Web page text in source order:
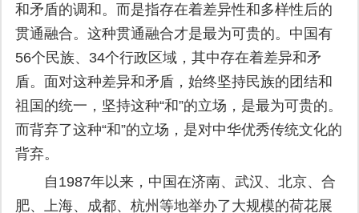
和矛盾的调和。而是指存在着差异性和多样性后的
贯通融合。这种贯通融合才是最为可贵的。中国有
56个民族、34个行政区域，其中存在着差异和矛
盾。面对这种差异和矛盾，始终坚持民族的团结和
祖国的统一，坚持这种“和”的立场，是最为可贵的。
而背弃了这种“和”的立场，是对中华优秀传统文化的
背弃。
自1987年以来，中国在济南、武汉、北京、合
肥、上海、成都、杭州等地举办了大规模的荷花展